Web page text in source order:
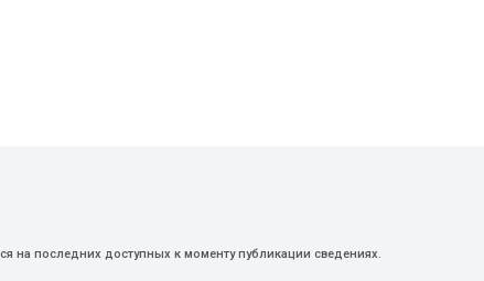
на последних доступных к моменту публикации сведениях.